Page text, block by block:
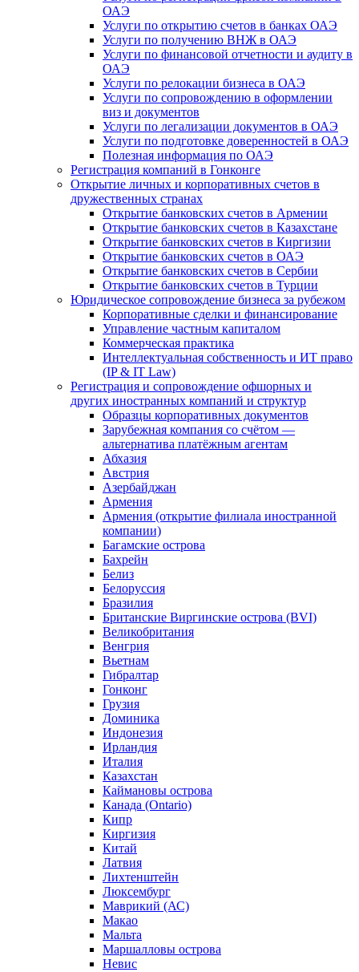
ОАЭ
Услуги по открытию счетов в банках ОАЭ
Услуги по получению ВНЖ в ОАЭ
Услуги по финансовой отчетности и аудиту в
ОАЭ
Услуги по релокации бизнеса в ОАЭ
Услуги по сопровождению в оформлении
виз и документов
Услуги по легализации документов в ОАЭ
Услуги по подготовке доверенностей в ОАЭ
Полезная информация по ОАЭ
Регистрация компаний в Гонконге
Открытие личных и корпоративных счетов в
дружественных странах
Открытие банковских счетов в Армении
Открытие банковских счетов в Казахстане
Открытие банковских счетов в Киргизии
Открытие банковских счетов в ОАЭ
Открытие банковских счетов в Сербии
Открытие банковских счетов в Турции
Юридическое сопровождение бизнеса за рубежом
Корпоративные сделки и финансирование
Управление частным капиталом
Коммерческая практика
Интеллектуальная собственность и ИТ право
(IP & IT Law)
Регистрация и сопровождение офшорных и
других иностранных компаний и структур
Образцы корпоративных документов
Зарубежная компания со счётом —
альтернатива платёжным агентам
Абхазия
Австрия
Азербайджан
Армения
Армения (открытие филиала иностранной
компании)
Багамские острова
Бахрейн
Белиз
Белоруссия
Бразилия
Британские Виргинские острова (BVI)
Великобритания
Венгрия
Вьетнам
Гибралтар
Гонконг
Грузия
Доминика
Индонезия
Ирландия
Италия
Казахстан
Каймановы острова
Канада (Ontario)
Кипр
Киргизия
Китай
Латвия
Лихтенштейн
Люксембург
Маврикий (АС)
Макао
Мальта
Маршалловы острова
Нeвис